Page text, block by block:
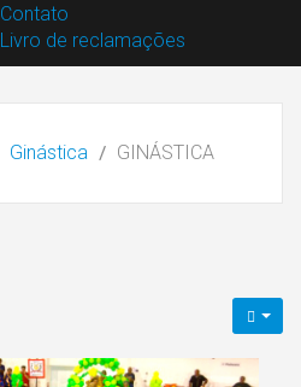
Contato
Livro de reclamações
Ginástica GINÁSTICA